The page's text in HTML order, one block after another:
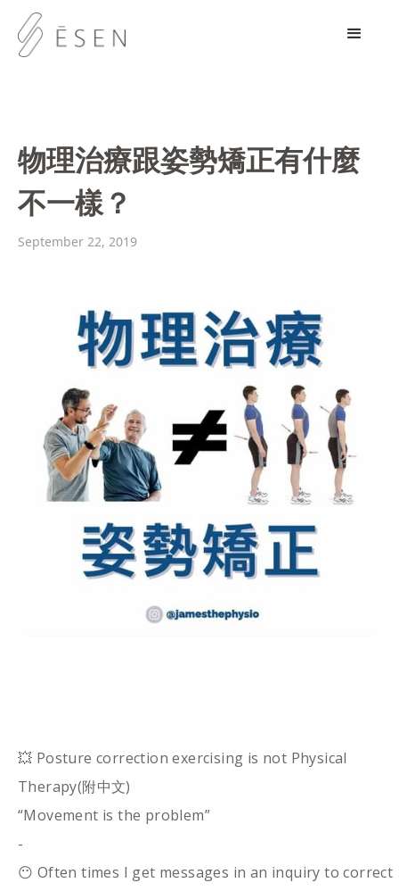
物理治療跟姿勢矯正有什麼
不一樣？
September 22, 2019
💥 Posture correction exercising is not Physical
Therapy(附中文)
“Movement is the problem”
-
😶 Often times I get messages in an inquiry to correct